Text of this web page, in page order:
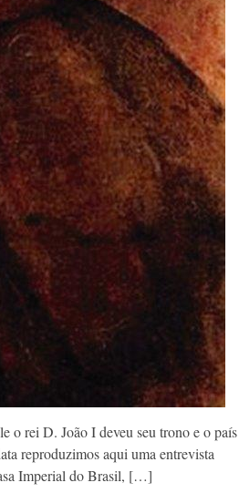
o rei D. João I deveu seu trono e o país
reproduzimos aqui uma entrevista
Imperial do Brasil, […]